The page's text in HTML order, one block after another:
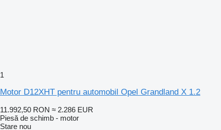
1
Motor D12XHT pentru automobil Opel Grandland X 1.2
11.992,50 RON ≈ 2.286 EUR
Piesă de schimb - motor
Stare nou